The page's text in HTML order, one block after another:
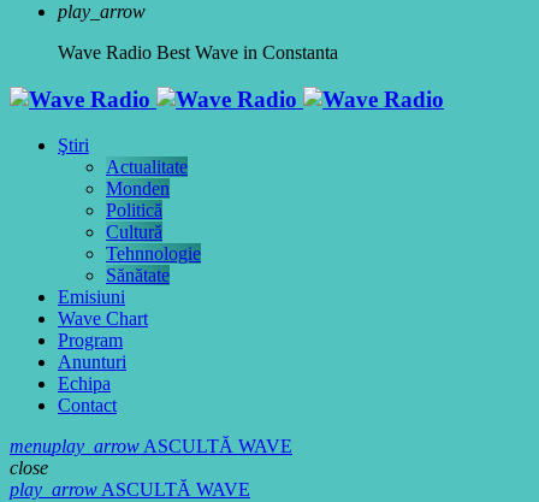
play_arrow
Wave Radio Best Wave in Constanta
Ştiri
Actualitate
Monden
Politică
Cultură
Tehnnologie
Sănătate
Emisiuni
Wave Chart
Program
Anunturi
Echipa
Contact
menuplay_arrowASCULTĂ WAVE
close
play_arrowASCULTĂ WAVE